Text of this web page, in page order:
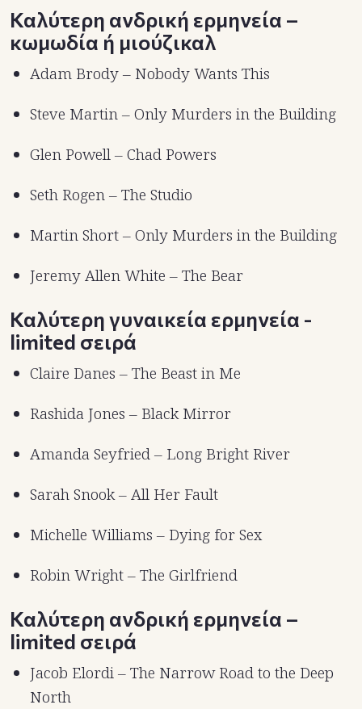
Καλύτερη ανδρική ερμηνεία –
κωμωδία ή μιούζικαλ
Adam Brody – Nobody Wants This
Steve Martin – Only Murders in the Building
Glen Powell – Chad Powers
Seth Rogen – The Studio
Martin Short – Only Murders in the Building
Jeremy Allen White – The Bear
Καλύτερη γυναικεία ερμηνεία -
limited σειρά
Claire Danes – The Beast in Me
Rashida Jones – Black Mirror
Amanda Seyfried – Long Bright River
Sarah Snook – All Her Fault
Michelle Williams – Dying for Sex
Robin Wright – The Girlfriend
Καλύτερη ανδρική ερμηνεία –
limited σειρά
Jacob Elordi – The Narrow Road to the Deep
North